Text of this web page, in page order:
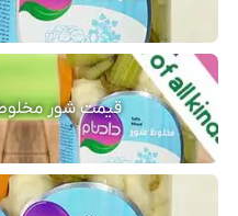
قیمت شور